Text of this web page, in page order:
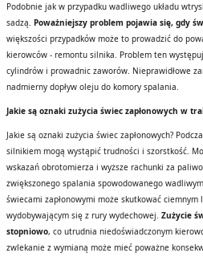
Podobnie jak w przypadku wadliwego układu
sadzą. Poważniejszy problem pojawia się, gdy
większości przypadków może to prowadzić do
kierowców - remontu silnika. Problem ten
cylindrów i prowadnic zaworów. Nieprawidłowe
nadmierny dopływ oleju do komory spalania.
Jakie są oznaki zużycia świec zapłonowych w
Jakie są oznaki zużycia świec zapłonowych?
silnikiem mogą wystąpić trudności i szorstkość.
wskazań obrotomierza i wyższe rachunki za
zwiększonego spalania spowodowanego
świecami zapłonowymi może skutkować
wydobywającym się z rury wydechowej. Zużycie
stopniowo, co utrudnia niedoświadczonym
zwlekanie z wymianą może mieć poważne